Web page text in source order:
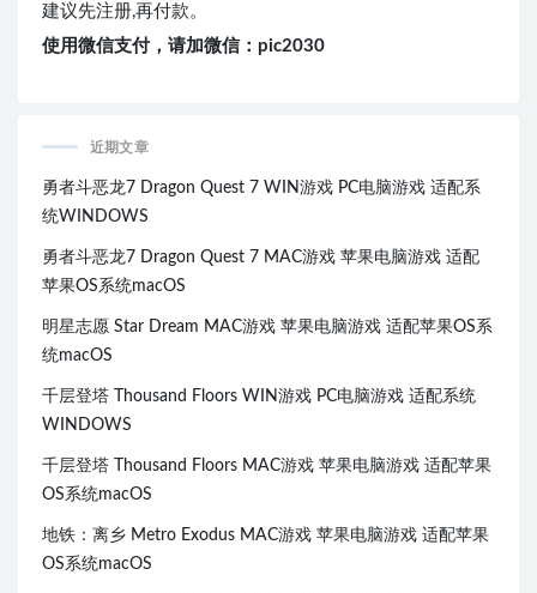
建议先注册,再付款。
使用微信支付，请加微信：pic2030
近期文章
勇者斗恶龙7 Dragon Quest 7 WIN游戏 PC电脑游戏 适配系
统WINDOWS
勇者斗恶龙7 Dragon Quest 7 MAC游戏 苹果电脑游戏 适配
苹果OS系统macOS
明星志愿 Star Dream MAC游戏 苹果电脑游戏 适配苹果OS系
统macOS
千层登塔 Thousand Floors WIN游戏 PC电脑游戏 适配系统
WINDOWS
千层登塔 Thousand Floors MAC游戏 苹果电脑游戏 适配苹果
OS系统macOS
地铁：离乡 Metro Exodus MAC游戏 苹果电脑游戏 适配苹果
OS系统macOS